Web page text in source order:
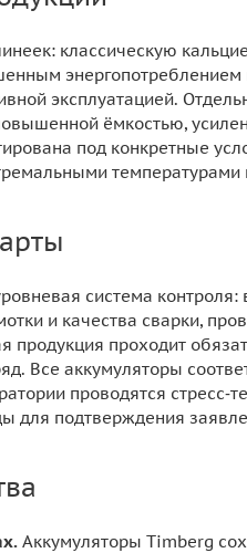
классическую
эксплуатацией.
ёмкостью,
под конкретные
система
и качества сварки,
продукция проходит
Все аккумуляторы
проводятся
для подтверждения
Аккумуляторы Timberg